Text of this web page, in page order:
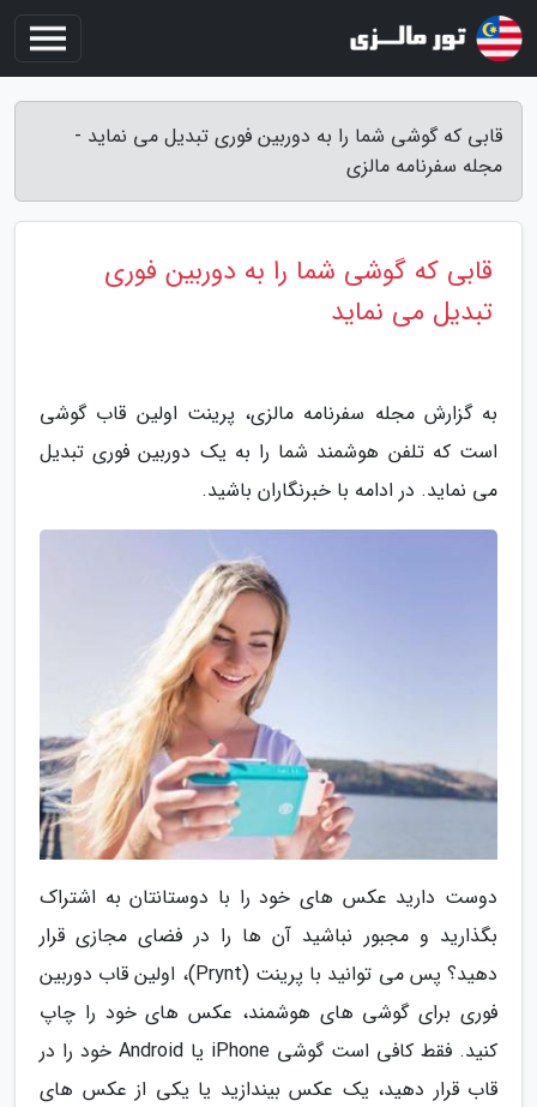
قابی که گوشی شما را به دوربین فوری تبدیل می نماید -
مجله سفرنامه مالزی
قابی که گوشی شما را به دوربین فوری
تبدیل می نماید
به گزارش مجله سفرنامه مالزی، پرینت اولین قاب گوشی
است که تلفن هوشمند شما را به یک دوربین فوری تبدیل
می نماید. در ادامه با خبرنگاران باشید.
دوست دارید عکس های خود را با دوستانتان به اشتراک
بگذارید و مجبور نباشید آن ها را در فضای مجازی قرار
دهید؟ پس می توانید با پرینت (Prynt)، اولین قاب دوربین
فوری برای گوشی های هوشمند، عکس های خود را چاپ
کنید. فقط کافی است گوشی iPhone یا Android خود را در
قاب قرار دهید، یک عکس بیندازید یا یکی از عکس های